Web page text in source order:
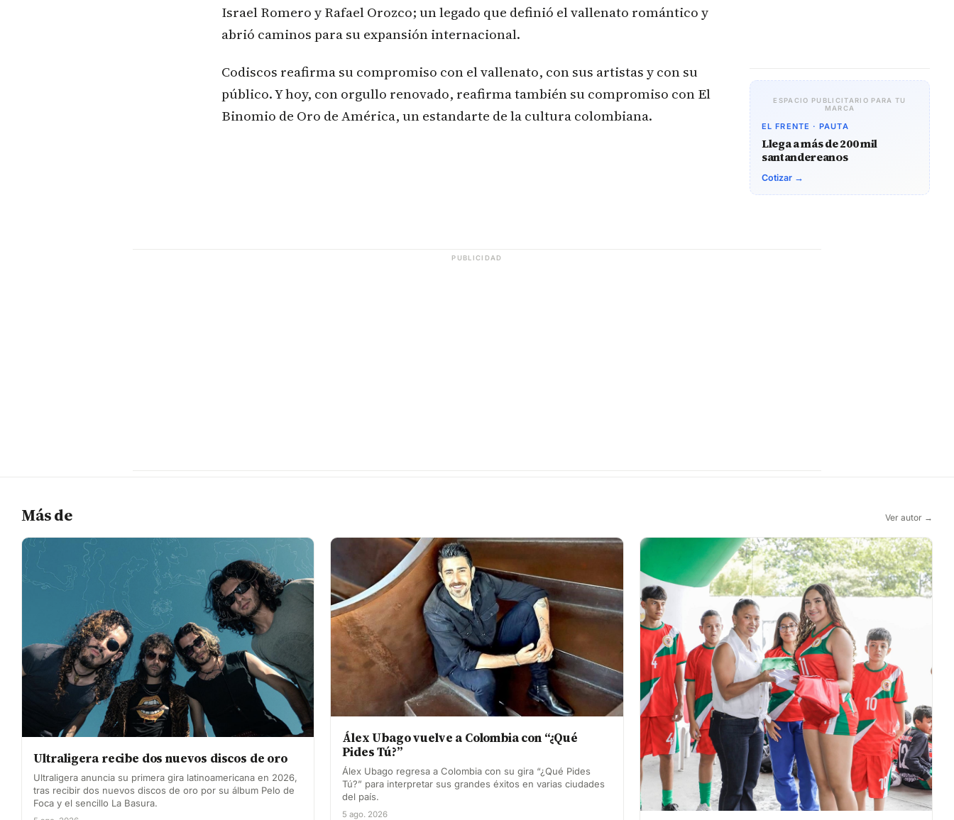
Israel Romero y Rafael Orozco; un legado que definió el vallenato romántico y
abrió caminos para su expansión internacional.
Codiscos reafirma su compromiso con el vallenato, con sus artistas y con su
público. Y hoy, con orgullo renovado, reafirma también su compromiso con El
Binomio de Oro de América, un estandarte de la cultura colombiana.
ESPACIO PUBLICITARIO PARA TU
MARCA
EL FRENTE · PAUTA
Llega a más de 200 mil
santandereanos
Cotizar →
PUBLICIDAD
Más de Ver autor →
Ultraligera recibe dos nuevos discos de oro
Ultraligera anuncia su primera gira latinoamericana en 2026,
tras recibir dos nuevos discos de oro por su álbum Pelo de
Foca y el sencillo La Basura.
Álex Ubago vuelve a Colombia con “¿Qué
Pides Tú?”
Álex Ubago regresa a Colombia con su gira “¿Qué Pides
Tú?” para interpretar sus grandes éxitos en varias ciudades
del país.
5 ago. 2026